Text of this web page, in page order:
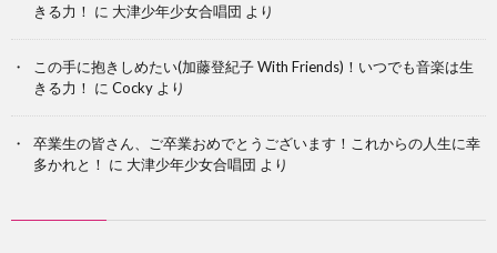
きる力！ に 大津少年少女合唱団 より
この手に抱きしめたい(加藤登紀子 With Friends)！いつでも音楽は生
きる力！ に Cocky より
卒業生の皆さん、ご卒業おめでとうございます！これからの人生に幸
多かれと！ に 大津少年少女合唱団 より